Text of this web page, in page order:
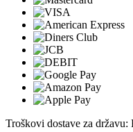
Troškovi dostave za državu: